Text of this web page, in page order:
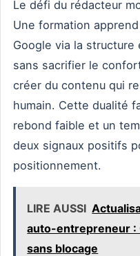
Le défi du rédacteur
Une formation
Google via la
sans sacrifier le
créer du contenu qui
humain. Cette dualité
rebond faible et un
deux signaux positifs
positionnement.
LIRE AUSSI
auto-entrepreneur :
sans blocage